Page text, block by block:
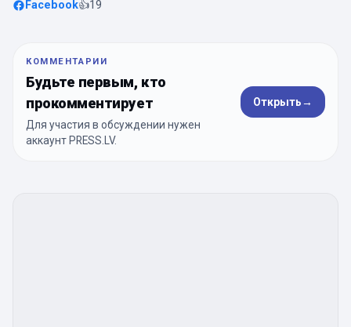
Facebook👍19
КОММЕНТАРИИ
Будьте первым, кто
прокомментирует
Для участия в обсуждении нужен
аккаунт PRESS.LV.
Открыть→